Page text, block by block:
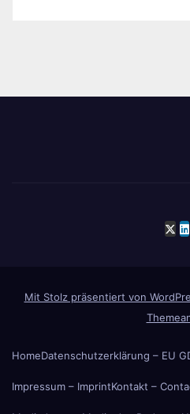
Mit Stolz präsentiert von
HomeDatenschutzerklärung – EU
Impressum – ImprintKontakt –